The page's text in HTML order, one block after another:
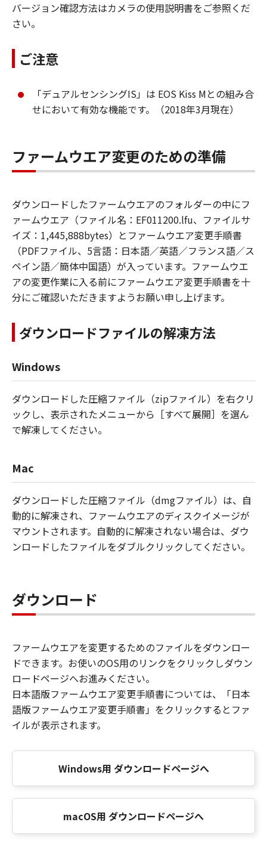
バージョン確認方法はカメラの使用説明書をご参照くだ
さい。
ご注意
「デュアルセンシングIS」は EOS Kiss Mとの組み合
せにおいて有効な機能です。（2018年3月現在）
ファームウエア変更のための準備
ダウンロードしたファームウエアのフォルダーの中にフ
ァームウエア（ファイル名：EF011200.lfu、ファイルサ
イズ：1,445,888bytes）とファームウエア変更手順書
（PDFファイル、5言語：日本語／英語／フランス語／ス
ペイン語／簡体中国語）が入っています。ファームウエ
アの変更作業に入る前にファームウエア変更手順書を十
分にご確認いただきますようお願い申し上げます。
ダウンロードファイルの解凍方法
Windows
ダウンロードした圧縮ファイル（zipファイル）を右クリ
ックし、表示されたメニューから［すべて展開］を選ん
で解凍してください。
Mac
ダウンロードした圧縮ファイル（dmgファイル）は、自
動的に解凍され、ファームウエアのディスクイメージが
マウントされます。自動的に解凍されない場合は、ダウ
ンロードしたファイルをダブルクリックしてください。
ダウンロード
ファームウエアを変更するためのファイルをダウンロー
ドできます。お使いのOS用のリンクをクリックしダウン
ロードページへお進みください。
日本語版ファームウエア変更手順書については、「日本
語版ファームウエア変更手順書」をクリックするとファ
イルが表示されます。
Windows用 ダウンロードページへ
macOS用 ダウンロードページへ